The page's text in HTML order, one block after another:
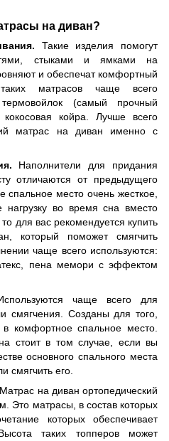
на диван?
Такие изделия помогут
стыками и ямками на
и обеспечат комфортный
матрасов чаще всего
(самый прочный
койра. Лучше всего
матрас на диван именно с
Наполнители для придания
отличаются от предыдущего
спальное место очень жесткое,
нагрузку во время сна вместо
для вас рекомендуется купить
который поможет смягчить
чаще всего используются:
пена мемори с эффектом
чаще всего для
смягчения. Созданы для того,
комфортное спальное место.
стоит в том случае, если вы
основного спального места
смягчить его.
Матрас на диван ортопедический
Это матрасы, в состав которых
которых обеспечивает
таких топперов может